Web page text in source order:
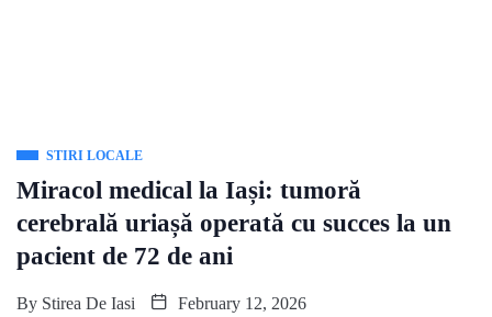
STIRI LOCALE
Miracol medical la Iași: tumoră
cerebrală uriașă operată cu succes la un
pacient de 72 de ani
By Stirea De Iasi February 12, 2026